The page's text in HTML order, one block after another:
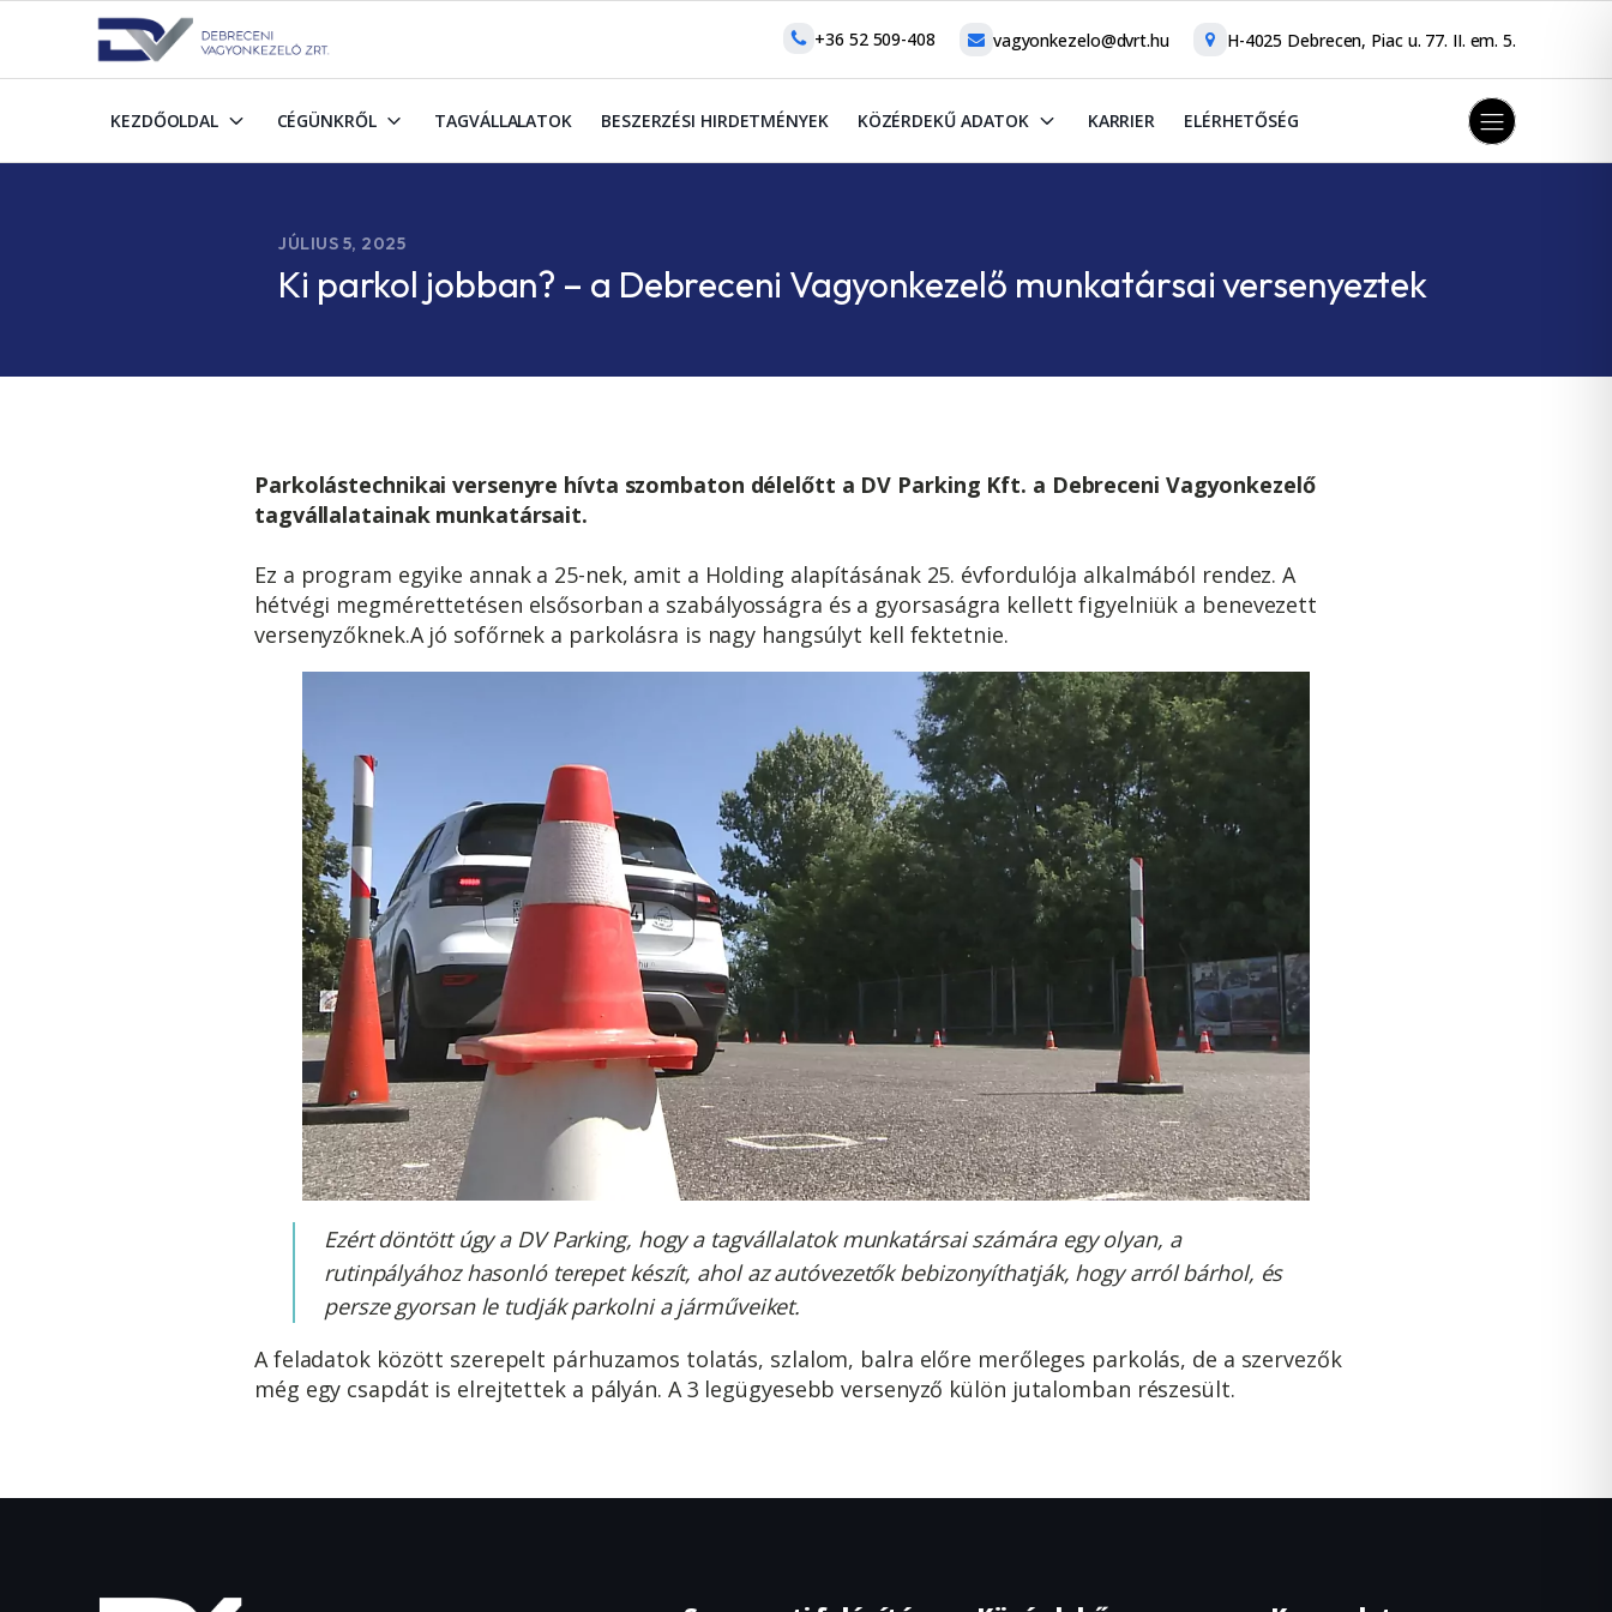
+36 52 509-408 vagyonkezelo@dvrt.hu H-4025 Debrecen, Piac u. 77. II. em. 5.
KEZDŐOLDAL CÉGÜNKRŐL TAGVÁLLALATOK BESZERZÉSI HIRDETMÉNYEK KÖZÉRDEKŰ ADATOK KARRIER ELÉRHETŐSÉG
JÚLIUS 5, 2025
Ki parkol jobban? – a Debreceni Vagyonkezelő munkatársai versenyeztek
Parkolástechnikai versenyre hívta szombaton délelőtt a DV Parking Kft. a Debreceni Vagyonkezelő
tagvállalatainak munkatársait.
Ez a program egyike annak a 25-nek, amit a Holding alapításának 25. évfordulója alkalmából rendez. A
hétvégi megmérettetésen elsősorban a szabályosságra és a gyorsaságra kellett figyelniük a benevezett
versenyzőknek.A jó sofőrnek a parkolásra is nagy hangsúlyt kell fektetnie.
Ezért döntött úgy a DV Parking, hogy a tagvállalatok munkatársai számára egy olyan, a
rutinpályához hasonló terepet készít, ahol az autóvezetők bebizonyíthatják, hogy arról bárhol, és
persze gyorsan le tudják parkolni a járműveiket.
A feladatok között szerepelt párhuzamos tolatás, szlalom, balra előre merőleges parkolás, de a szervezők
még egy csapdát is elrejtettek a pályán. A 3 legügyesebb versenyző külön jutalomban részesült.